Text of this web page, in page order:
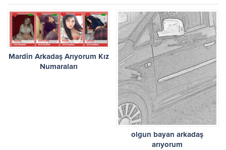
Mardin Arkadaş Arıyorum Kız
Numaraları
olgun bayan arkadaş
arıyorum